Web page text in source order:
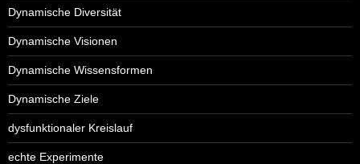
Dynamische Diversität
Dynamische Visionen
Dynamische Wissensformen
Dynamische Ziele
dysfunktionaler Kreislauf
echte Experimente